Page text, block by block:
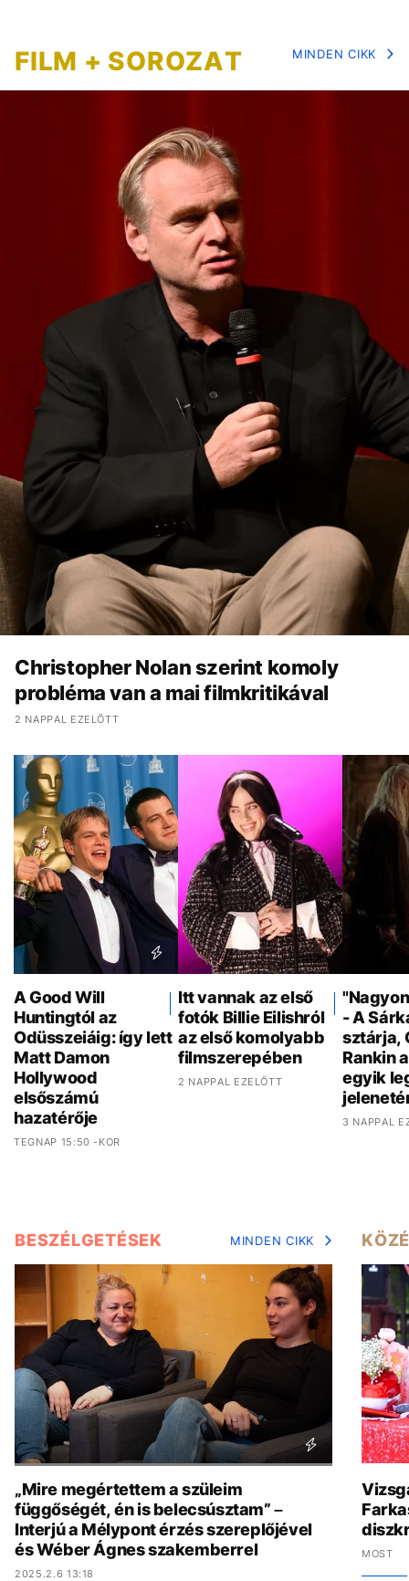
FILM + SOROZAT MINDEN CIKK
Christopher Nolan szerint komoly
probléma van a mai filmkritikával
2 NAPPAL EZELŐTT
A Good Will
Huntingtól az
Odüsszeiáig: így lett
Matt Damon
Hollywood
elsőszámú
hazatérője
TEGNAP 15:50 -KOR
Itt vannak az első
fotók Billie Eilishról
az első komolyabb
filmszerepében
2 NAPPAL EZELŐTT
- A
sztárja,
Rankin
egyik
3 NAPPAL
BESZÉLGETÉSEK MINDEN CIKK
„Mire megértettem a szüleim
függőségét, én is belecsúsztam” –
Interjú a Mélypont érzés szereplőjével
és Wéber Ágnes szakemberrel
2025.2.6 13:18
MOST